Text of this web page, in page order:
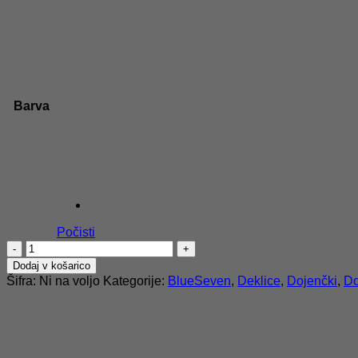
Barva
Počisti
Dekliška
majica
Cutie
količina
Dodaj v košarico
Šifra: Ni na voljo Kategorije: BlueSeven, Deklice, Dojenčki,